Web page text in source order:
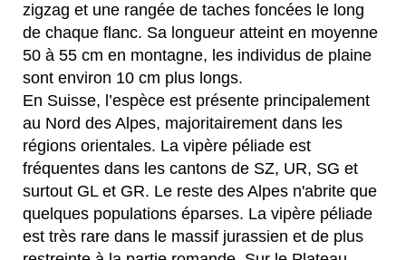
zigzag et une rangée de taches foncées le long
de chaque flanc. Sa longueur atteint en moyenne
50 à 55 cm en montagne, les individus de plaine
sont environ 10 cm plus longs.
En Suisse, l’espèce est présente principalement
au Nord des Alpes, majoritairement dans les
régions orientales. La vipère péliade est
fréquentes dans les cantons de SZ, UR, SG et
surtout GL et GR. Le reste des Alpes n'abrite que
quelques populations éparses. La vipère péliade
est très rare dans le massif jurassien et de plus